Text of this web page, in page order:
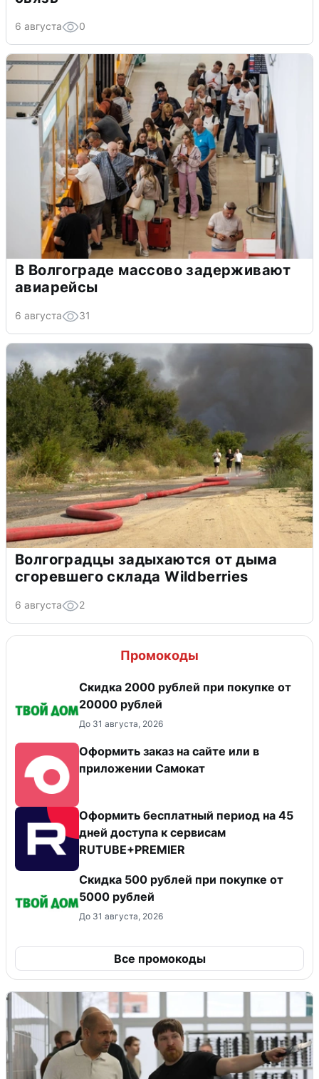
6 августа 0
В Волгограде массово задерживают
авиарейсы
6 августа 31
Волгоградцы задыхаются от дыма
сгоревшего склада Wildberries
6 августа 2
Промокоды
Скидка 2000 рублей при покупке от
20000 рублей
До 31 августа, 2026
Оформить заказ на сайте или в
приложении Самокат
Оформить бесплатный период на 45
дней доступа к сервисам
RUTUBE+PREMIER
Скидка 500 рублей при покупке от
5000 рублей
До 31 августа, 2026
Все промокоды